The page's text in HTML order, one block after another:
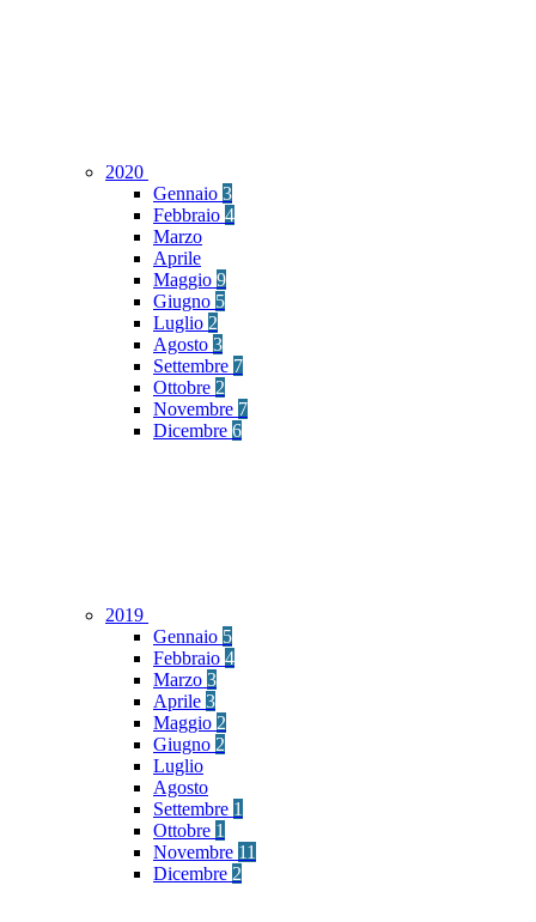
2020
Gennaio 3
Febbraio 4
Marzo
Aprile
Maggio 9
Giugno 5
Luglio 2
Agosto 3
Settembre 7
Ottobre 2
Novembre 7
Dicembre 6
2019
Gennaio 5
Febbraio 4
Marzo 3
Aprile 3
Maggio 2
Giugno 2
Luglio
Agosto
Settembre 1
Ottobre 1
Novembre 11
Dicembre 2